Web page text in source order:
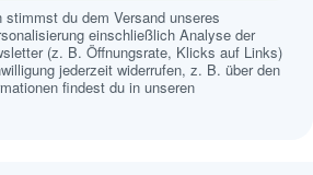
du dem Versand unseres
einschließlich Analyse der
(z. B. Öffnungsrate, Klicks auf Links)
jederzeit widerrufen, z. B. über den
findest du in unseren